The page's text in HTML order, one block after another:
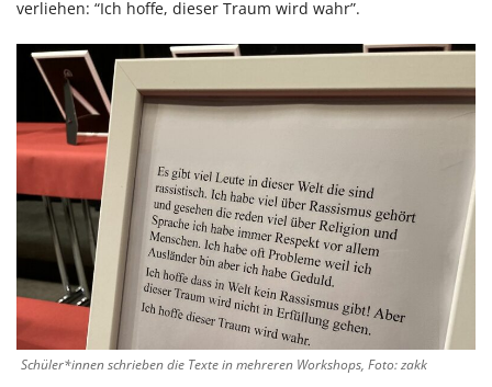
verliehen: “Ich hoffe, dieser Traum wird wahr”.
Schüler*innen schrieben die Texte in mehreren Workshops, Foto: zakk